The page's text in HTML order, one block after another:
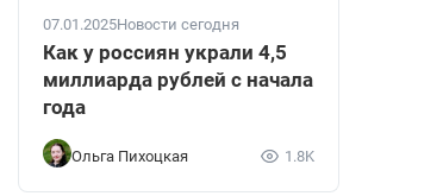
07.01.2025Новости сегодня
Как у россиян украли 4,5
миллиарда рублей с начала
года
Ольга Пихоцкая 1.8K